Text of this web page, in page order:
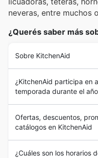
neveras, entre muchos
¿Querés saber más
Sobre KitchenAid
¿KitchenAid participa en
temporada durante el
Ofertas, descuentos,
catálogos en KitchenAid
¿Cuáles son los horarios